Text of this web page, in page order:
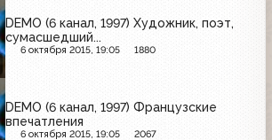
DEMO (6 канал, 1997) Художник, поэт,
сумасшедший...
6 октября 2015, 19:05 1880
DEMO (6 канал, 1997) Французские
впечатления
6 октября 2015, 19:05 2067